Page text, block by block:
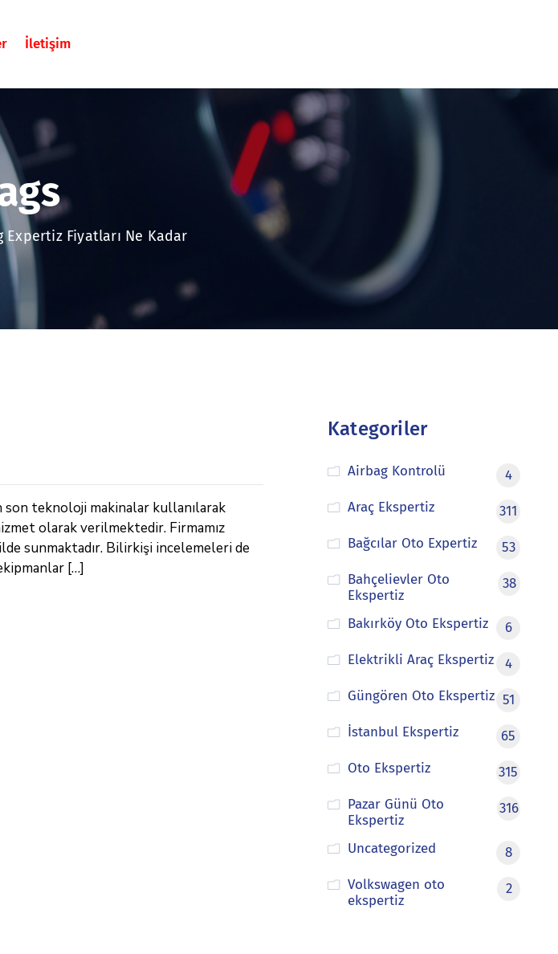
İletişim
Expertiz Fiyatları Ne Kadar
teknoloji makinalar kullanılarak
olarak verilmektedir. Firmamız
sunmaktadır. Bilirkişi incelemeleri de
[…]
Kategoriler
Airbag Kontrolü
4
Araç Ekspertiz
311
Bağcılar Oto Expertiz
53
Bahçelievler Oto
Ekspertiz
38
Bakırköy Oto Ekspertiz
6
Elektrikli Araç Ekspertiz
4
Güngören Oto Ekspertiz 51
İstanbul Ekspertiz
65
Oto Ekspertiz
315
Pazar Günü Oto
Ekspertiz
316
Uncategorized
8
Volkswagen oto
ekspertiz
2